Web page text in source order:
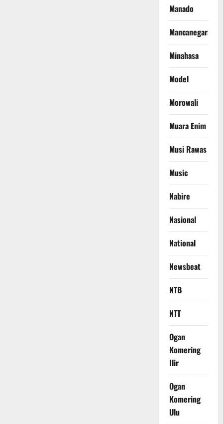
Manado
Mancanegara
Minahasa
Model
Morowali
Muara Enim
Musi Rawas
Music
Nabire
Nasional
National
Newsbeat
NTB
NTT
Ogan
Komering
Ilir
Ogan
Komering
Ulu